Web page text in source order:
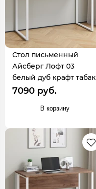
Стол письменный
Айсберг Лофт 03
белый дуб крафт табак
7090 руб.
В корзину